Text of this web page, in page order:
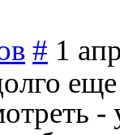
# 1
-